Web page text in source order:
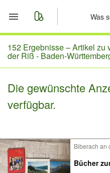
Start
Merkliste
Nachrichten
152 Ergebnisse –Artikel zu
der Riß - Baden-
Die gewünschte
verfügbar.
Biberach an
Bücher